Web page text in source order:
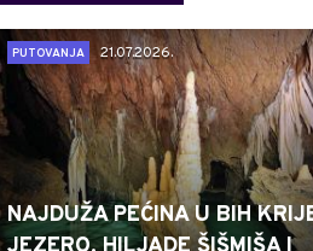
PUTOVANJA
21.07.2026.
NAJDUŽA PEĆINA U BIH